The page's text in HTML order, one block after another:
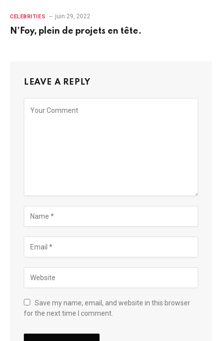
CELEBRITIES juin 29, 2022
N’Foy, plein de projets en tête.
LEAVE A REPLY
Save my name, email, and website in this browser
for the next time I comment.